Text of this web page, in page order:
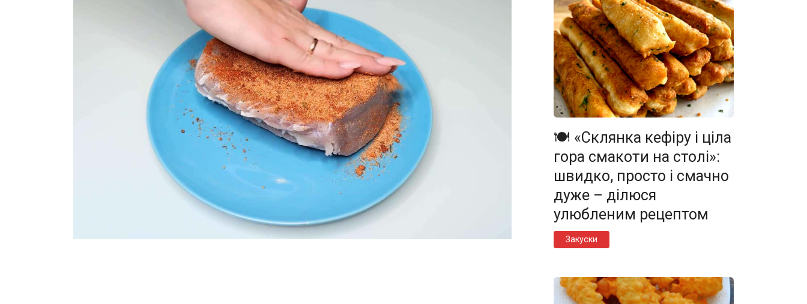
🍽️ «Склянка кефіру і ціла
гора смакоти на столі»:
швидко, просто і смачно
дуже – ділюся
улюбленим рецептом
Закуски